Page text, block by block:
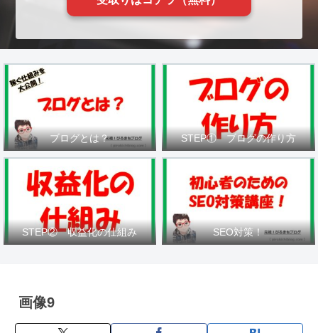
ブログとは？ STEP① ブログの作り方
STEP② 収益化の仕組み SEO対策！
画像9